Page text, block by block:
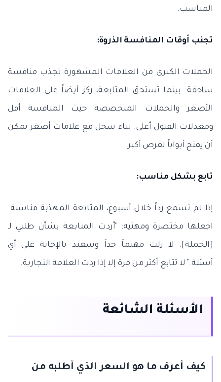
المناسب.
تجنب أوقات المنافسة الذروة:
الحملات الكبرى من العلامات المشهورة تجذب منافسة
ساحقة. بينما تستحق المتابعة، ركز أيضاً على العلامات
الأصغر والحملات المتخصصة حيث المنافسة أقل
ومعدلات القبول أعلى. بناء سجل مع علامات أصغر يمكن
أن يفتح أبواباً لفرص أكبر.
تابع بشكل مناسب:
إذا لم تسمع رداً خلال أسبوع، المتابعة المهذبة مناسبة.
اجعلها مختصرة ومهنية: "أردت المتابعة بشأن طلبي لـ
[الحملة]. لا زلت مهتماً جداً وسعيد بالإجابة على أي
أسئلة." لا تتابع أكثر من مرة إلا إذا ردت العلامة التجارية.
الأسئلة الشائعة
كيف أعرف ما هو السعر الذي أطلبه من